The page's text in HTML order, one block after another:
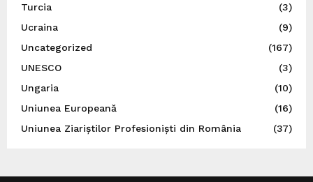
Turcia
(3)
Ucraina
(9)
Uncategorized
(167)
UNESCO
(3)
Ungaria
(10)
Uniunea Europeană
(16)
Uniunea Ziariștilor Profesioniști din România
(37)